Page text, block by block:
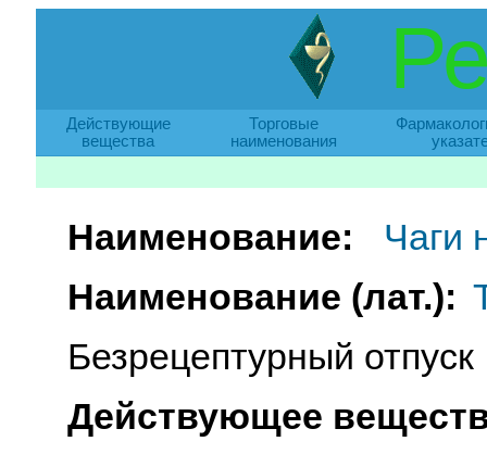
Действующие
вещества
Торговые
наименования
Наименование:
Чаги
Наименование (лат.):
Безрецептурный отпуск
Действующее